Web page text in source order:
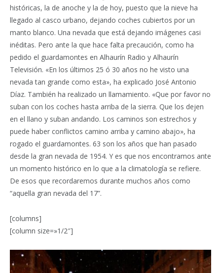
históricas, la de anoche y la de hoy, puesto que la nieve ha
llegado al casco urbano, dejando coches cubiertos por un
manto blanco. Una nevada que está dejando imágenes casi
inéditas. Pero ante la que hace falta precaución, como ha
pedido el guardamontes en Alhaurín Radio y Alhaurín
Televisión. «En los últimos 25 ó 30 años no he visto una
nevada tan grande como esta», ha explicado José Antonio
Díaz. También ha realizado un llamamiento. «Que por favor no
suban con los coches hasta arriba de la sierra. Que los dejen
en el llano y suban andando. Los caminos son estrechos y
puede haber conflictos camino arriba y camino abajo», ha
rogado el guardamontes. 63 son los años que han pasado
desde la gran nevada de 1954. Y es que nos encontramos ante
un momento histórico en lo que a la climatología se refiere.
De esos que recordaremos durante muchos años como
“aquella gran nevada del 17”.
[columns]
[column size=»1/2″]